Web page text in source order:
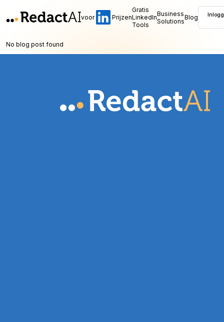
voor Prijzen
Gratis
LinkedIn
Tools
Business
SolutionsBlog
No blog post found